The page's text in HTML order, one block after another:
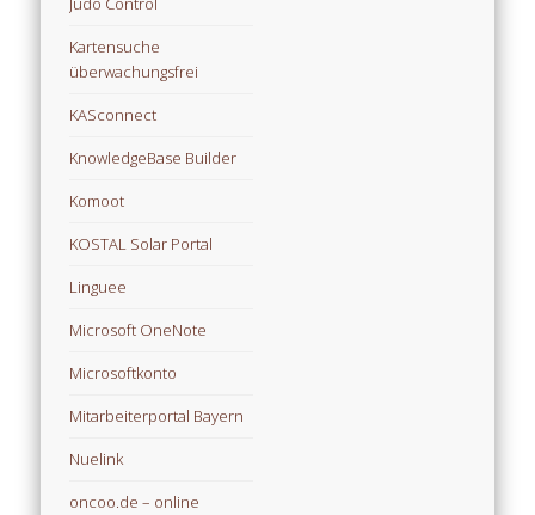
Kartensuche
überwachungsfrei
KASconnect
KnowledgeBase Builder
Komoot
KOSTAL Solar Portal
Linguee
Microsoft OneNote
Microsoftkonto
Mitarbeiterportal Bayern
Nuelink
oncoo.de – online